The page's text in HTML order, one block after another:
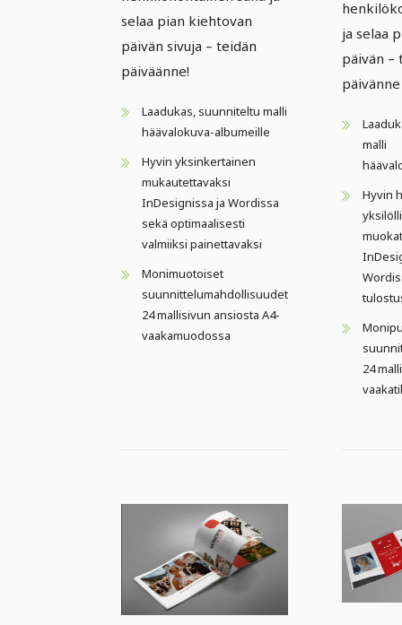
selaa pian kiehtovan
päivän sivuja – teidän
päiväänne!
Laadukas, suunniteltu malli
häävalokuva-albumeille
Hyvin yksinkertainen
mukautettavaksi
InDesignissa ja Wordissa
sekä optimaalisesti
valmiiksi painettavaksi
Monimuotoiset
suunnittelumahdollisuudet
24 mallisivun ansiosta A4-
vaakamuodossa
ja selaa
päivän –
malli
Hyvin
24